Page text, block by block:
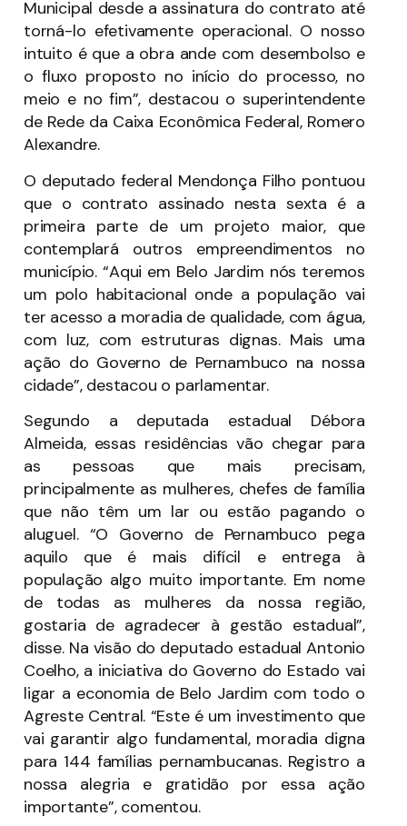
Municipal desde a assinatura do contrato até
torná-lo efetivamente operacional. O nosso
intuito é que a obra ande com desembolso e
o fluxo proposto no início do processo, no
meio e no fim”, destacou o superintendente
de Rede da Caixa Econômica Federal, Romero
Alexandre.
O deputado federal Mendonça Filho pontuou
que o contrato assinado nesta sexta é a
primeira parte de um projeto maior, que
contemplará outros empreendimentos no
município. “Aqui em Belo Jardim nós teremos
um polo habitacional onde a população vai
ter acesso a moradia de qualidade, com água,
com luz, com estruturas dignas. Mais uma
ação do Governo de Pernambuco na nossa
cidade”, destacou o parlamentar.
Segundo a deputada estadual Débora
Almeida, essas residências vão chegar para
as pessoas que mais precisam,
principalmente as mulheres, chefes de família
que não têm um lar ou estão pagando o
aluguel. “O Governo de Pernambuco pega
aquilo que é mais difícil e entrega à
população algo muito importante. Em nome
de todas as mulheres da nossa região,
gostaria de agradecer à gestão estadual”,
disse. Na visão do deputado estadual Antonio
Coelho, a iniciativa do Governo do Estado vai
ligar a economia de Belo Jardim com todo o
Agreste Central. “Este é um investimento que
vai garantir algo fundamental, moradia digna
para 144 famílias pernambucanas. Registro a
nossa alegria e gratidão por essa ação
importante”, comentou.